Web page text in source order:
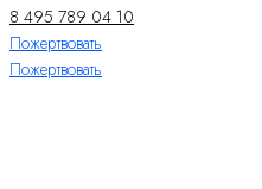
8 495 789 04 10
Пожертвовать
Пожертвовать